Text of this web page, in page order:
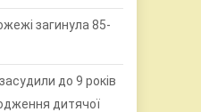
загинула 85-
до 9 років
дитячої